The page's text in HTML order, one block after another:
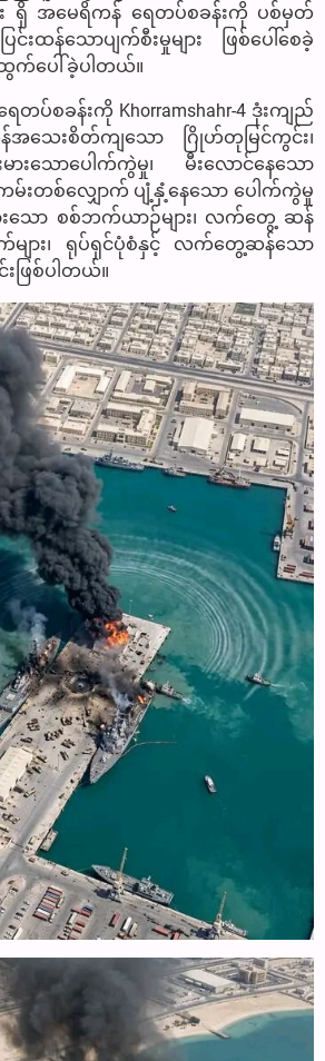
ရှိ အမေရိကန် ရေတပ်စခန်းကို ပစ်မှတ်
းထန်သောပျက်စီးမှုများ ဖြစ်ပေါ်စေခဲ့
က်ပေါ်ခဲ့ပါတယ်။
တပ်စခန်းကို Khorramshahr-4 ဒုံးကျည်
ေးစိတ်ကျသော ဂြိုဟ်တုမြင်ကွင်း၊
းသောပေါက်ကွဲမှု၊ မီးလောင်နေသော
ကမ်းတစ်လျှောက် ပျံ့နှံ့နေသော ပေါက်ကွဲမှု
ားသော စစ်ဘက်ယာဉ်များ၊ လက်တွေ့ ဆန်
ျား၊ ရုပ်ရှင်ပုံစံနှင့် လက်တွေ့ဆန်သော
ဖြစ်ပါတယ်။